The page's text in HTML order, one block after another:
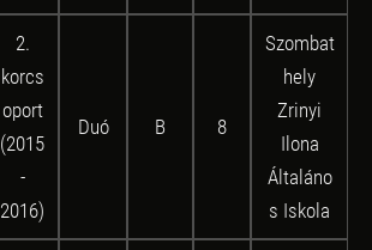
2.
korcs
oport
(2015
-
2016)
Duó B 8
Szombat
hely
Zrinyi
Ilona
Általáno
s Iskola